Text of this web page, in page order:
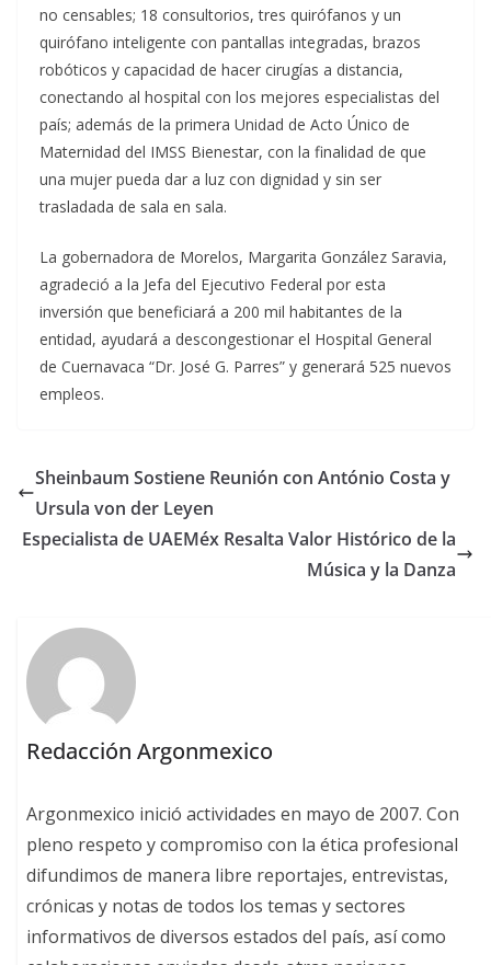
no censables; 18 consultorios, tres quirófanos y un
quirófano inteligente con pantallas integradas, brazos
robóticos y capacidad de hacer cirugías a distancia,
conectando al hospital con los mejores especialistas del
país; además de la primera Unidad de Acto Único de
Maternidad del IMSS Bienestar, con la finalidad de que
una mujer pueda dar a luz con dignidad y sin ser
trasladada de sala en sala.
La gobernadora de Morelos, Margarita González Saravia,
agradeció a la Jefa del Ejecutivo Federal por esta
inversión que beneficiará a 200 mil habitantes de la
entidad, ayudará a descongestionar el Hospital General
de Cuernavaca “Dr. José G. Parres” y generará 525 nuevos
empleos.
Sheinbaum Sostiene Reunión con António Costa y
Ursula von der Leyen
Especialista de UAEMéx Resalta Valor Histórico de la
Música y la Danza
Redacción Argonmexico
Argonmexico inició actividades en mayo de 2007. Con
pleno respeto y compromiso con la ética profesional
difundimos de manera libre reportajes, entrevistas,
crónicas y notas de todos los temas y sectores
informativos de diversos estados del país, así como